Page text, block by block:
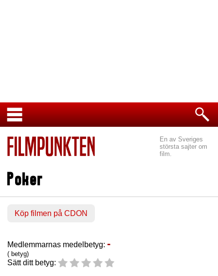
En av Sveriges
största sajter om
film.
Poker
Köp filmen på CDON
Medlemmarnas medelbetyg: -
( betyg)
Sätt ditt betyg: